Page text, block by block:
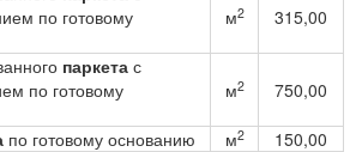
по готовому
м2 315,00
паркета с
по готовому
м2 750,00
по готовому основанию м2
150,00